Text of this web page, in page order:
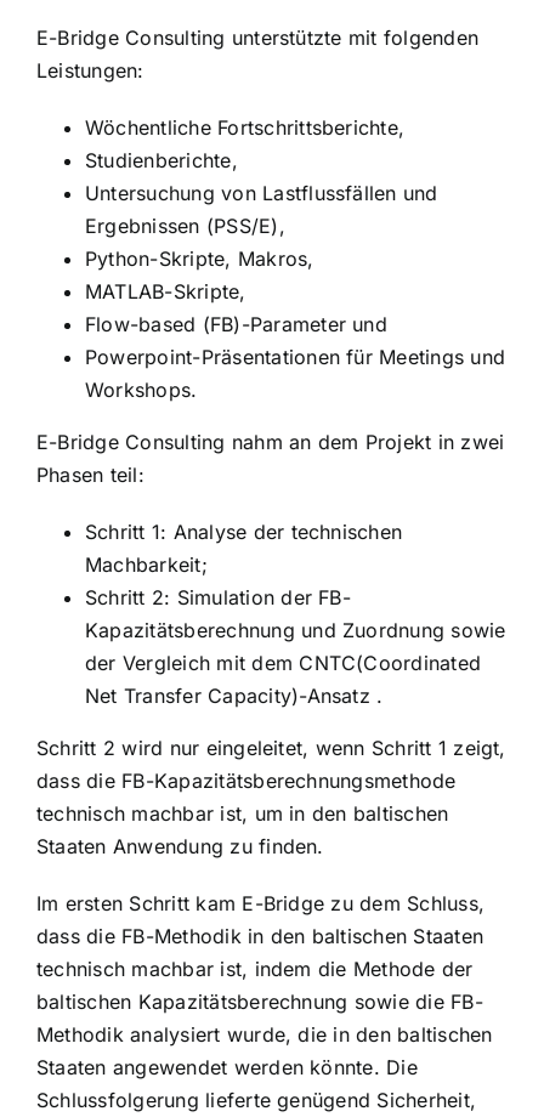
E-Bridge Consulting unterstützte mit folgenden
Leistungen:
Wöchentliche Fortschrittsberichte,
Studienberichte,
Untersuchung von Lastflussfällen und
Ergebnissen (PSS/E),
Python-Skripte, Makros,
MATLAB-Skripte,
Flow-based (FB)-Parameter und
Powerpoint-Präsentationen für Meetings und
Workshops.
E-Bridge Consulting nahm an dem Projekt in zwei
Phasen teil:
Schritt 1: Analyse der technischen
Machbarkeit;
Schritt 2: Simulation der FB-
Kapazitätsberechnung und Zuordnung sowie
der Vergleich mit dem CNTC(Coordinated
Net Transfer Capacity)-Ansatz .
Schritt 2 wird nur eingeleitet, wenn Schritt 1 zeigt,
dass die FB-Kapazitätsberechnungsmethode
technisch machbar ist, um in den baltischen
Staaten Anwendung zu finden.
Im ersten Schritt kam E-Bridge zu dem Schluss,
dass die FB-Methodik in den baltischen Staaten
technisch machbar ist, indem die Methode der
baltischen Kapazitätsberechnung sowie die FB-
Methodik analysiert wurde, die in den baltischen
Staaten angewendet werden könnte. Die
Schlussfolgerung lieferte genügend Sicherheit,